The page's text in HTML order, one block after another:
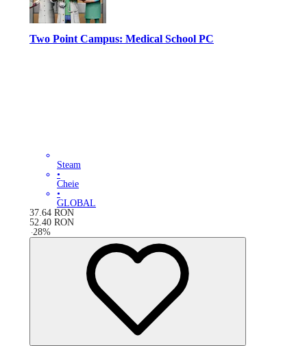
Two Point Campus: Medical School PC
Steam
•
Cheie
•
GLOBAL
37.64 RON
52.40 RON
-28%